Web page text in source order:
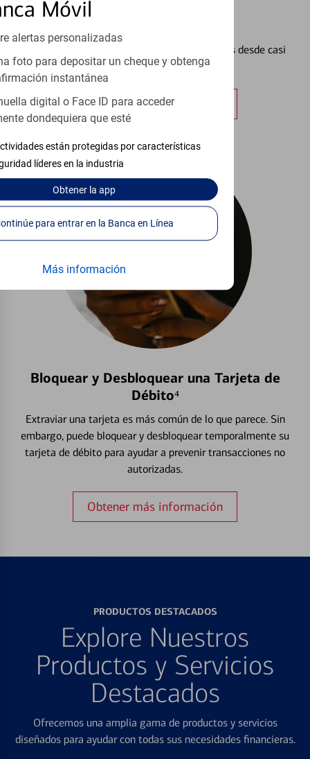
Móvil
alertas personalizadas
foto para depositar un cheque y obtenga
instantánea
digital o Face ID para acceder
dondequiera que esté
están protegidas por características
líderes en la industria
Obtenerla app
Continúe para entrar en la Banca en Línea
Más información
Vea cómo mantener el control de sus finanzas desde casi
cualquier lugar.
Obtener más información
Bloquear y Desbloquear una Tarjeta de
Débito⁴
Extraviar una tarjeta es más común de lo que parece. Sin
embargo, puede bloquear y desbloquear temporalmente su
tarjeta de débito para ayudar a prevenir transacciones no
autorizadas.
Obtener más información
PRODUCTOS DESTACADOS
Explore Nuestros
Productos y Servicios
Destacados
Ofrecemos una amplia gama de productos y servicios
diseñados para ayudar con todas sus necesidades financieras.